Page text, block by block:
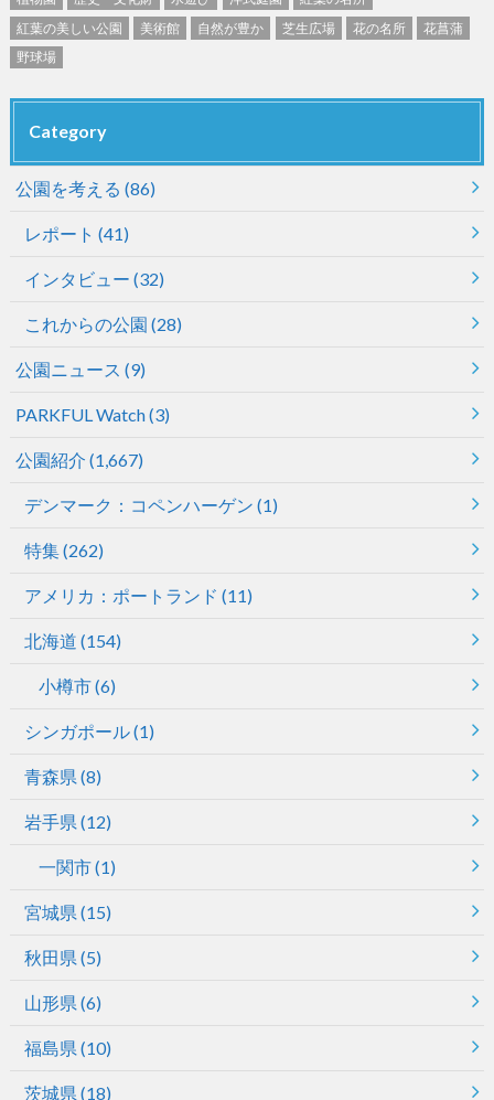
紅葉の美しい公園
美術館 自然が豊か 芝生広場 花の名所
花菖蒲
野球場
Category
公園を考える (86)
レポート (41)
インタビュー (32)
これからの公園 (28)
公園ニュース (9)
PARKFUL Watch(3)
公園紹介 (1,667)
デンマーク：コペンハーゲン (1)
特集(262)
アメリカ：ポートランド (11)
北海道 (154)
小樽市(6)
シンガポール(1)
青森県 (8)
岩手県 (12)
一関市(1)
宮城県 (15)
秋田県 (5)
山形県 (6)
福島県 (10)
茨城県 (18)